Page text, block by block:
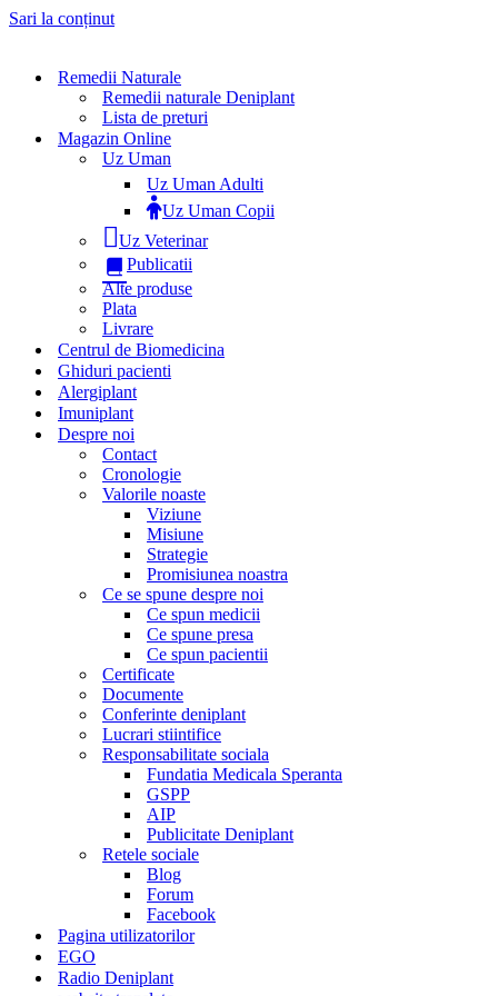
Sari la conținut
Remedii Naturale
Remedii naturale Deniplant
Lista de preturi
Magazin Online
Uz Uman
Uz Uman Adulti
Uz Uman Copii
Uz Veterinar
Publicatii
Alte produse
Plata
Livrare
Centrul de Biomedicina
Ghiduri pacienti
Alergiplant
Imuniplant
Despre noi
Contact
Cronologie
Valorile noaste
Viziune
Misiune
Strategie
Promisiunea noastra
Ce se spune despre noi
Ce spun medicii
Ce spune presa
Ce spun pacientii
Certificate
Documente
Conferinte deniplant
Lucrari stiintifice
Responsabilitate sociala
Fundatia Medicala Speranta
GSPP
AIP
Publicitate Deniplant
Retele sociale
Blog
Forum
Facebook
Pagina utilizatorilor
EGO
Radio Deniplant